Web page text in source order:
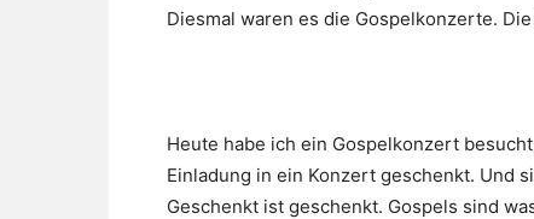
Diesmal waren es die Gospelkonzerte.
Heute habe ich ein Gospelkonzert
Einladung in ein Konzert geschenkt. Und
Geschenkt ist geschenkt. Gospels sind